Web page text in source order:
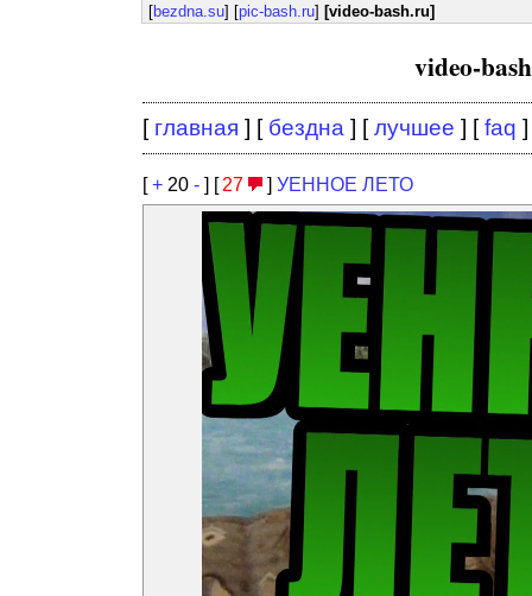
[bezdna.su] [pic-bash.ru] [video-bash.ru]
video-
[ главная ] [ бездна ] [лучшее ] [faq ]
[+ 20 - ] [ 27 ] УЕННОЕ ЛЕТО